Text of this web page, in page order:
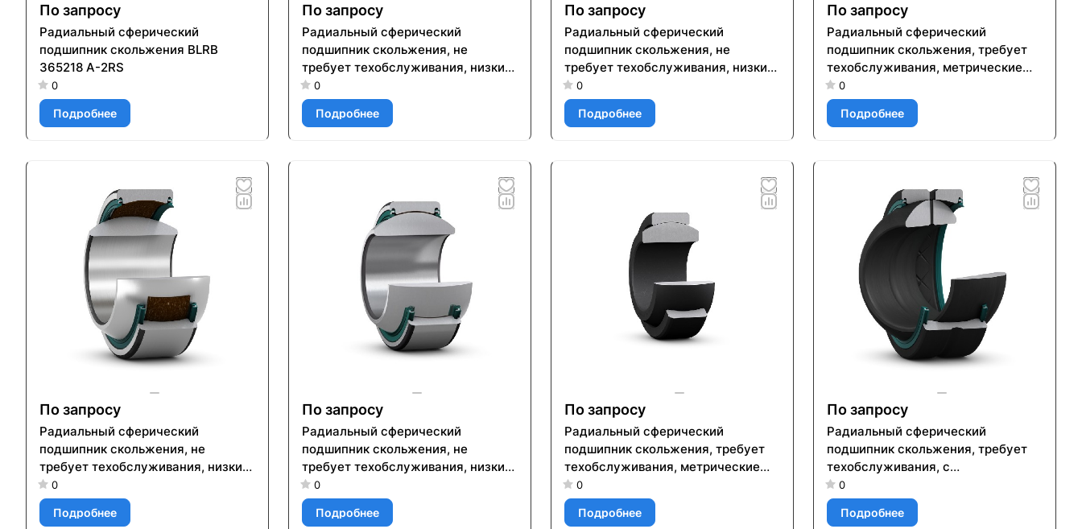
По запросу
Радиальный сферический
подшипник скольжения BLRB
365218 A-2RS
0
Подробнее
По запросу
Радиальный сферический
подшипник скольжения, не
требует техобслуживания, низкий
коэффициент трения, метрические
размеры GEH 80 TXE-2LS
0
Подробнее
По запросу
Радиальный сферический
подшипник скольжения, не
требует техобслуживания, низкий
коэффициент трения, метрические
размеры GE 25 C
0
Подробнее
По запросу
Радиальный сферический
подшипник скольжения, требует
техобслуживания, метрические
размеры GE 50 ESL-2LS
0
Подробнее
По запросу
Радиальный сферический
подшипник скольжения, не
требует техобслуживания, низкий
коэффициент трения, метрические
размеры GEH 90 TXE-2LS
0
Подробнее
По запросу
Радиальный сферический
подшипник скольжения, не
требует техобслуживания, низкий
коэффициент трения, метрические
размеры GEH 20 TXG3E-2LS
0
Подробнее
По запросу
Радиальный сферический
подшипник скольжения, требует
техобслуживания, метрические
размеры GE 8 E
0
Подробнее
По запросу
Радиальный сферический
подшипник скольжения, требует
техобслуживания, с
уплотнениями, метрические
размеры GEH 35 ESL-2LS
0
Подробнее